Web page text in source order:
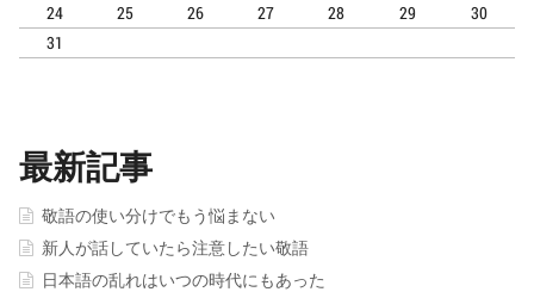
24
25 26 27 28 29
30
31
最新記事
敬語の使い分けでもう悩まない
新人が話していたら注意したい敬語
日本語の乱れはいつの時代にもあった